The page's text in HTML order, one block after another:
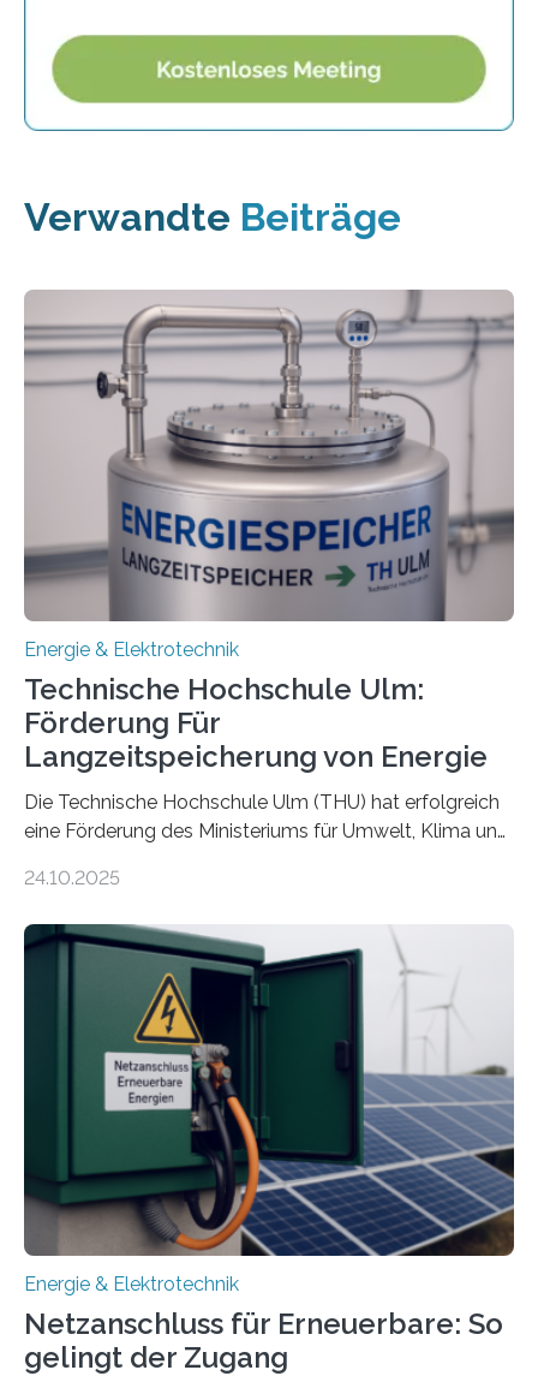
Verwandte Beiträge
Energie & Elektrotechnik
Technische Hochschule Ulm:
Förderung Für
Langzeitspeicherung von Energie
Die Technische Hochschule Ulm (THU) hat erfolgreich
eine Förderung des Ministeriums für Umwelt, Klima und
Forschungsprojekt „LAGER – Langzeitspeicherung in
Quartieren“ eingeworben. Ziel des Projekts ist die
Entwicklung, Erprobung und Demonstration von
Konzepten zur langfristigen Energiespeicherung in
sektorübergreifend vernetzten Energiesystemen. Das
Projekt startete am 15. Oktober 2025, hat eine Laufzeit
von drei Jahren und ein Gesamtvolumen von rund 2,9
Millionen Euro, wovon 2,6 Millionen Euro durch das
Ministerium für Umwelt, Klima und…
24.10.2025
Energie & Elektrotechnik
Netzanschluss für Erneuerbare: So
gelingt der Zugang